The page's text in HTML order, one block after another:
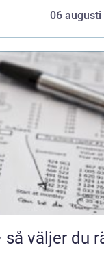
06 augusti
så väljer du